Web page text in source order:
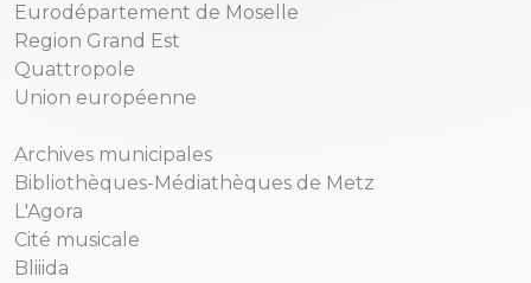
Eurodépartement de Moselle
Region Grand Est
Quattropole
Union européenne
Archives municipales
Bibliothèques-Médiathèques de Metz
L'Agora
Cité musicale
Bliiida